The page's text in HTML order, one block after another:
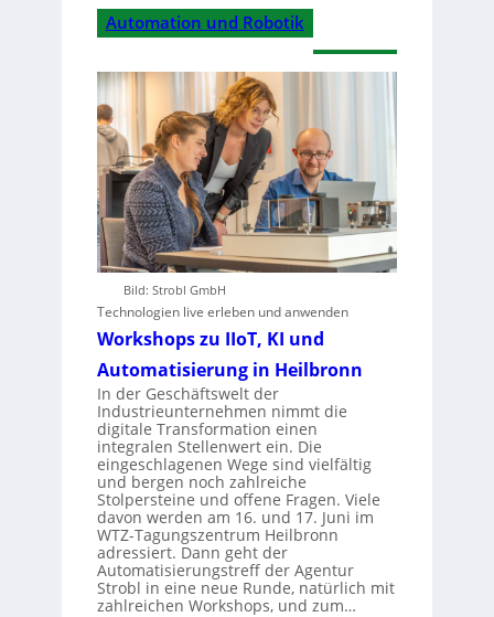
Automation und Robotik
Bild: Strobl GmbH
Technologien live erleben und anwenden
Workshops zu IIoT, KI und
Automatisierung in Heilbronn
In der Geschäftswelt der
Industrieunternehmen nimmt die
digitale Transformation einen
integralen Stellenwert ein. Die
eingeschlagenen Wege sind vielfältig
und bergen noch zahlreiche
Stolpersteine und offene Fragen. Viele
davon werden am 16. und 17. Juni im
WTZ-Tagungszentrum Heilbronn
adressiert. Dann geht der
Automatisierungstreff der Agentur
Strobl in eine neue Runde, natürlich mit
zahlreichen Workshops, und zum…